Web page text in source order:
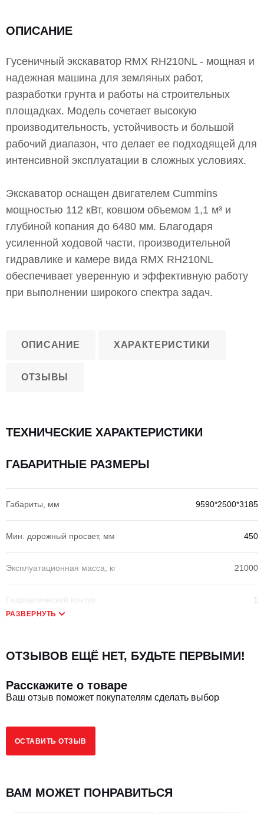
ОПИСАНИЕ
Гусеничный экскаватор RMX RH210NL - мощная и
надежная машина для земляных работ,
разработки грунта и работы на строительных
площадках. Модель сочетает высокую
производительность, устойчивость и большой
рабочий диапазон, что делает ее подходящей для
интенсивной эксплуатации в сложных условиях.
Экскаватор оснащен двигателем Cummins
мощностью 112 кВт, ковшом объемом 1,1 м³ и
глубиной копания до 6480 мм. Благодаря
усиленной ходовой части, производительной
гидравлике и камере вида RMX RH210NL
обеспечивает уверенную и эффективную работу
при выполнении широкого спектра задач.
ОПИСАНИЕ ХАРАКТЕРИСТИКИ
ОТЗЫВЫ
ТЕХНИЧЕСКИЕ ХАРАКТЕРИСТИКИ
ГАБАРИТНЫЕ РАЗМЕРЫ
Габариты, мм 9590*2500*3185
Мин. дорожный просвет, мм 450
Эксплуатационная масса, кг 21000
Гидравлический контур 1
ДВИГАТЕЛЬ
Модель ДВС
Количество цилиндров
РАЗВЕРНУТЬ
ОТЗЫВОВ ЕЩЁ НЕТ, БУДЬТЕ ПЕРВЫМИ!
Расскажите о товаре
Ваш отзыв поможет покупателям сделать выбор
ОСТАВИТЬ ОТЗЫВ
ВАМ МОЖЕТ ПОНРАВИТЬСЯ